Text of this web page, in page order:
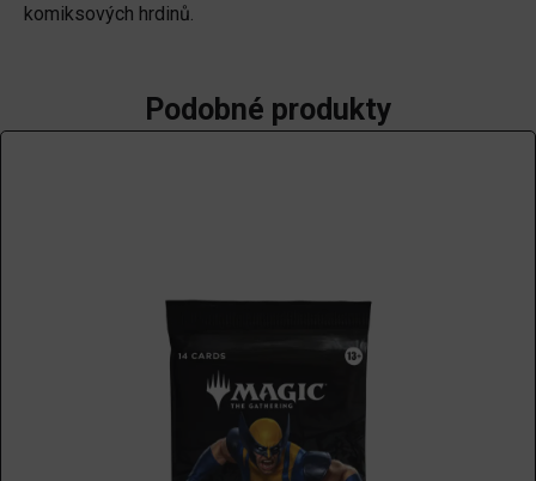
komiksových hrdinů.
Podobné produkty